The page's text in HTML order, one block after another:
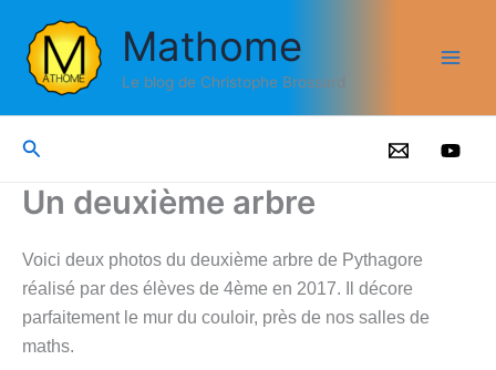
contenu
Mathome
Le blog de Christophe Brossard
Rechercher
Un deuxième arbre
Voici deux photos du deuxième arbre de Pythagore
réalisé par des élèves de 4ème en 2017. Il décore
parfaitement le mur du couloir, près de nos salles de
maths.